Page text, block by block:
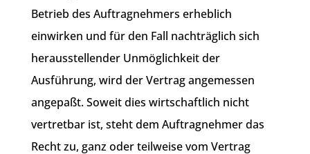
Betrieb des Auftragnehmers erheblich
einwirken und für den Fall nachträglich sich
herausstellender Unmöglichkeit der
Ausführung, wird der Vertrag angemessen
angepaßt. Soweit dies wirtschaftlich nicht
vertretbar ist, steht dem Auftragnehmer das
Recht zu, ganz oder teilweise vom Vertrag